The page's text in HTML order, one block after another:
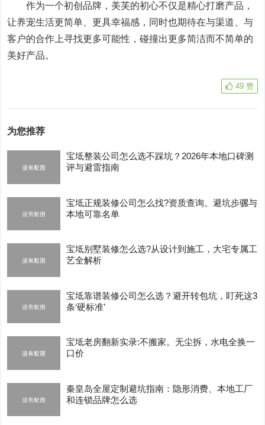
作为一个初创品牌，美芙的初心不仅是精心打磨产品，
让养宠生活更简单、更具幸福感，同时也期待在与渠道、与
客户的合作上寻找更多可能性，碰撞出更多简洁而不简单的
美好产品。
49 赞
为您推荐
宝坻整装公司怎么选不踩坑？2026年本地口碑测
评与避雷指南
宝坻正规装修公司怎么找?资质查询。避坑步骡与
本地可靠名单
宝坻别墅装修怎么选?从设计到施工，大宅专属工
艺全解析
宝坻靠谱装修公司怎么选？避开转包坑，盯死这3
条‘硬标准’
宝坻老房翻新实录:不搬家。无尘拆，水电全换一
口价
秦皇岛全屋定制避坑指南：隐形消费、本地工厂
和连锁品牌怎么选